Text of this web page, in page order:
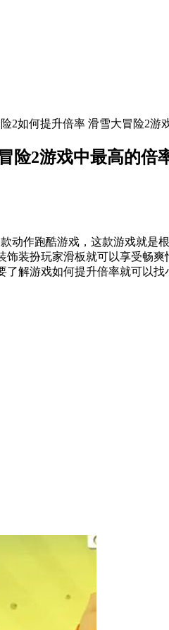
2如何提升倍率 滑雪大冒险2游
险2游戏中最高的倍
作跑酷游戏，这款游戏就是
装扮玩家滑板就可以享受畅
解游戏如何提升倍率就可以找